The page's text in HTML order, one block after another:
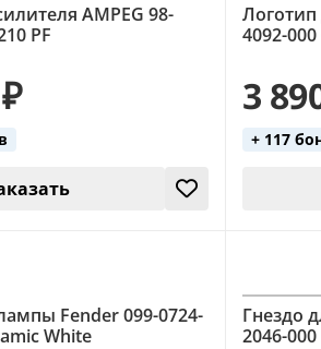
AMPEG 98-
PF
Логотип
4092-
3
+ 117
Fender 099-0724-
White
Гнездо
2046-